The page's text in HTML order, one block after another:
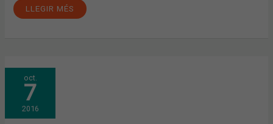
LLEGIR MÉS
oct.
7
2016
FARMACOVIGILÀNCIA:
QUÈ
ÉS
I
QUÈ
FAN
LES